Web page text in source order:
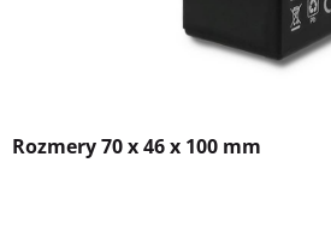
Rozmery 70 x 46 x 100 mm